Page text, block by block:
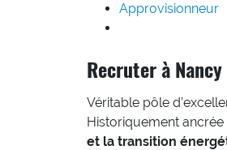
Approvisionneur
Recruter à
Véritable pôle
Historiquement
et la transition